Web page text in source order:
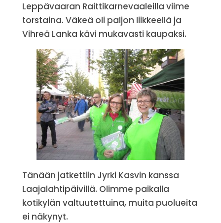
Leppävaaran Raittikarnevaaleilla viime
torstaina. Väkeä oli paljon liikkeellä ja
Vihreä Lanka kävi mukavasti kaupaksi.
Tänään jatkettiin Jyrki Kasvin kanssa
Laajalahtipäivillä. Olimme paikalla
kotikylän valtuutettuina, muita puolueita
ei näkynyt.